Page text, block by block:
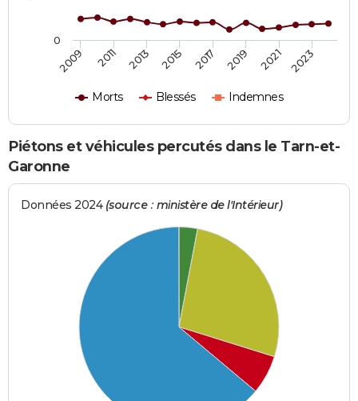
Morts Blessés Indemnes
2009 2011 2013 2015 2017 2019 2021 2023
0
Piétons et véhicules percutés dans le Tarn-et-
Garonne
Données 2024 (source : ministère de l'Intérieur)